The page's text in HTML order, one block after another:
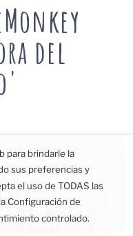
del
para brindarle la
sus preferencias y
el uso de TODAS las
Configuración de
controlado.